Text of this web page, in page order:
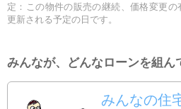
定：この物件の販売の継続、価格変更
更新される予定の日です。
みんなが、どんなローンを組ん
みんなの住